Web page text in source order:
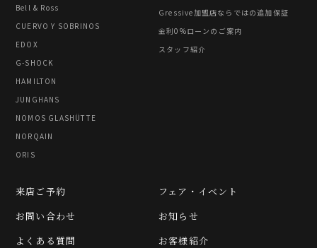
Bell & Ross
CUERVO Y SOBRINOS
EDOX
G-SHOCK
HAMILTON
JUNGHANS
NOMOS GLASHÜTTE
NORQAIN
ORIS
Gressive加盟店ならではの追加保証
金利0%ローンのご案内
スタッフ紹介
フェア・イベント
お知らせ
お客様紹介
来店ご予約
お問い合わせ
よくある質問